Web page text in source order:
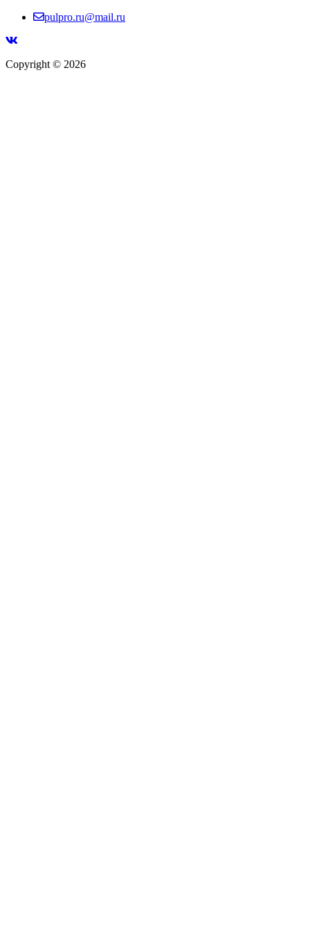
pulpro.ru@mail.ru
Copyright © 2026